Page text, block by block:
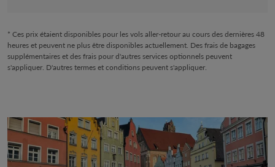
* Ces prix étaient disponibles pour les vols aller-retour au cours des dernières 48
heures et peuvent ne plus être disponibles actuellement. Des frais de bagages
supplémentaires et des frais pour d'autres services optionnels peuvent
s'appliquer. D'autres termes et conditions peuvent s'appliquer.